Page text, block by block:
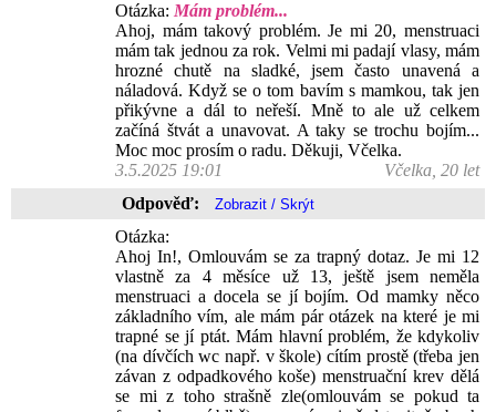
Otázka: Mám problém...
Ahoj, mám takový problém. Je mi 20, menstruaci
mám tak jednou za rok. Velmi mi padají vlasy, mám
hrozné chutě na sladké, jsem často unavená a
náladová. Když se o tom bavím s mamkou, tak jen
přikývne a dál to neřeší. Mně to ale už celkem
začíná štvát a unavovat. A taky se trochu bojím...
Moc moc prosím o radu. Děkuji, Včelka.
3.5.2025 19:01
Včelka, 20 let
Odpověď:
Otázka:
Ahoj In!, Omlouvám se za trapný dotaz. Je mi 12
vlastně za 4 měsíce už 13, ještě jsem neměla
menstruaci a docela se jí bojím. Od mamky něco
základního vím, ale mám pár otázek na které je mi
trapné se jí ptát. Mám hlavní problém, že kdykoliv
(na dívčích wc např. v škole) cítím prostě (třeba jen
závan z odpadkového koše) menstruační krev dělá
se mi z toho strašně zle(omlouvám se pokud ta